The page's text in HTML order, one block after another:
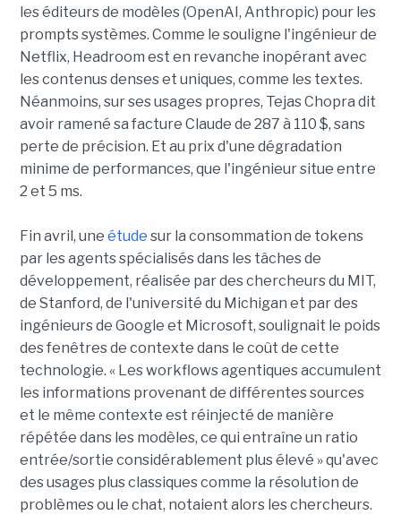
les éditeurs de modèles (OpenAI, Anthropic) pour les
prompts systèmes. Comme le souligne l'ingénieur de
Netflix, Headroom est en revanche inopérant avec
les contenus denses et uniques, comme les textes.
Néanmoins, sur ses usages propres, Tejas Chopra dit
avoir ramené sa facture Claude de 287 à 110 $, sans
perte de précision. Et au prix d'une dégradation
minime de performances, que l'ingénieur situe entre
2 et 5 ms.
Fin avril, une étude sur la consommation de tokens
par les agents spécialisés dans les tâches de
développement, réalisée par des chercheurs du MIT,
de Stanford, de l'université du Michigan et par des
ingénieurs de Google et Microsoft, soulignait le poids
des fenêtres de contexte dans le coût de cette
technologie. « Les workflows agentiques accumulent
les informations provenant de différentes sources
et le même contexte est réinjecté de manière
répétée dans les modèles, ce qui entraîne un ratio
entrée/sortie considérablement plus élevé » qu'avec
des usages plus classiques comme la résolution de
problèmes ou le chat, notaient alors les chercheurs.